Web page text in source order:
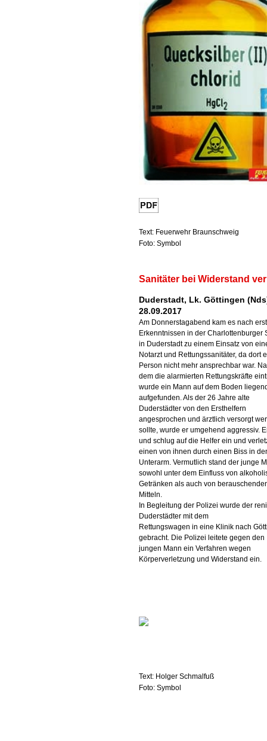
Text: Feuerwehr Braunschweig
Foto: Symbol
Sanitäter bei Widerstand
Duderstadt, Lk. Göttingen
28.09.2017
Am Donnerstagabend kam es nach
Erkenntnissen in der Charlottenburger
in Duderstadt zu einem Einsatz von
Notarzt und Rettungssanitäter, da dort
Person nicht mehr ansprechbar war.
dem die alarmierten Rettungskräfte
wurde ein Mann auf dem Boden
aufgefunden. Als der 26 Jahre alte
Duderstädter von den Ersthelfern
angesprochen und ärztlich versorgt
sollte, wurde er umgehend aggressiv.
und schlug auf die Helfer ein und
einen von ihnen durch einen Biss in
Unterarm. Vermutlich stand der junge
sowohl unter dem Einfluss von
Getränken als auch von
Mitteln.
In Begleitung der Polizei wurde der
Duderstädter mit dem
Rettungswagen in eine Klinik nach
gebracht. Die Polizei leitete gegen den
jungen Mann ein Verfahren wegen
Körperverletzung und Widerstand ein.
Text: Holger Schmalfuß
Foto: Symbol